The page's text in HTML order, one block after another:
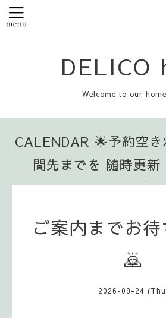
DELICO
Welcome to our
CALENDAR 🌟予約空
間先までを 随時更新
ご案内までお
🙇
2026-09-24